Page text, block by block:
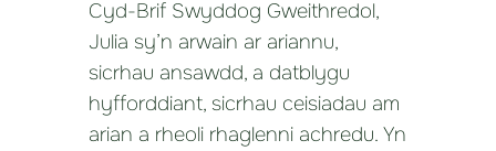
Cyd-Brif Swyddog Gweithredol,
Julia sy’n arwain ar ariannu,
sicrhau ansawdd, a datblygu
hyfforddiant, sicrhau ceisiadau am
arian a rheoli rhaglenni achredu. Yn